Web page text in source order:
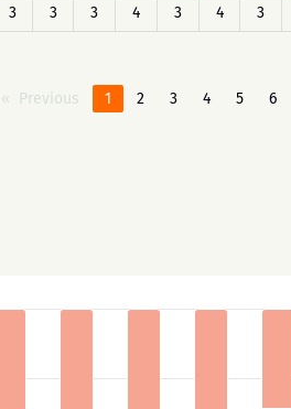
3 3 3 4 3 4 3
Previous 1 2 3 4 5 6